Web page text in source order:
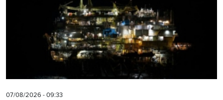
07/08/2026 - 09:33